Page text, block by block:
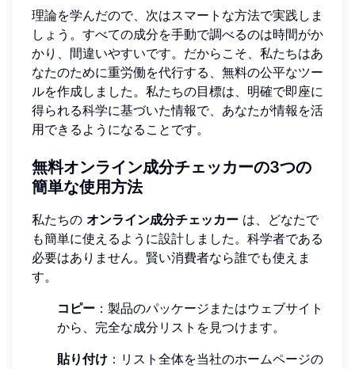
理論を学んだので、次はスマートな方法で実践しま
しょう。すべての成分を手動で調べるのは時間がか
かり、間違いやすいです。だからこそ、私たちはあ
なたのために重労働を代行する、無料の公平なツー
ルを作成しました。私たちの目標は、明確で即座に
得られる科学に基づいた情報で、あなたが情報を活
用できるようになることです。
無料オンライン成分チェッカーの3つの
簡単な使用方法
私たちの オンライン成分チェッカー は、どなたで
も簡単に使えるように設計しました。科学者である
必要はありません。賢い消費者なら誰でも使えま
す。
コピー ：製品のパッケージまたはウェブサイト
から、完全な成分リストを見つけます。
貼り付け ：リスト全体を当社のホームページの